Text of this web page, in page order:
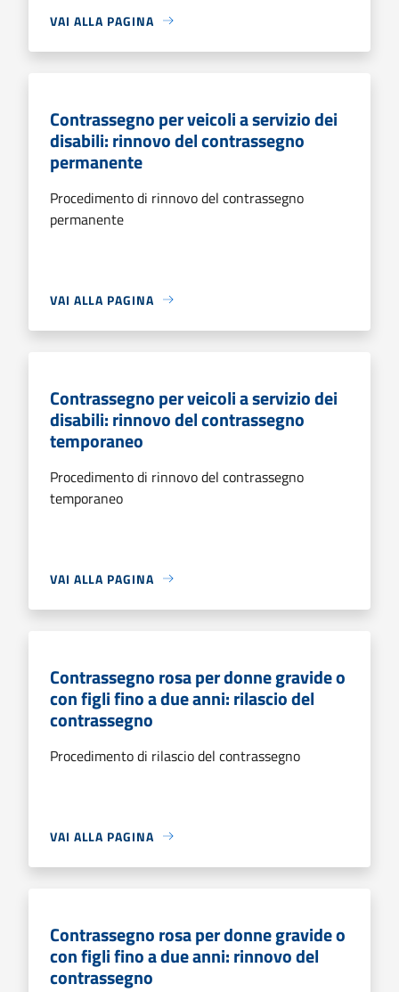
VAI ALLA PAGINA
Contrassegno per veicoli a servizio dei
disabili: rinnovo del contrassegno
permanente
Procedimento di rinnovo del contrassegno
permanente
VAI ALLA PAGINA
Contrassegno per veicoli a servizio dei
disabili: rinnovo del contrassegno
temporaneo
Procedimento di rinnovo del contrassegno
temporaneo
VAI ALLA PAGINA
Contrassegno rosa per donne gravide o
con figli fino a due anni: rilascio del
contrassegno
Procedimento di rilascio del contrassegno
VAI ALLA PAGINA
Contrassegno rosa per donne gravide o
con figli fino a due anni: rinnovo del
contrassegno